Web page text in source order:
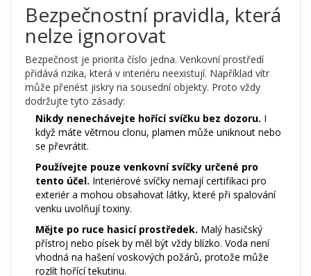
Bezpečnostní pravidla, která
nelze ignorovat
Bezpečnost je priorita číslo jedna. Venkovní prostředí
přidává rizika, která v interiéru neexistují. Například vítr
může přenést jiskry na sousední objekty. Proto vždy
dodržujte tyto zásady:
Nikdy nenechávejte hořící svíčku bez dozoru. I
když máte větrnou clonu, plamen může uniknout nebo
se převrátit.
Používejte pouze venkovní svíčky určené pro
tento účel. Interiérové svíčky nemají certifikaci pro
exteriér a mohou obsahovat látky, které při spalování
venku uvolňují toxiny.
Mějte po ruce hasicí prostředek. Malý hasičský
přístroj nebo písek by měl být vždy blízko. Voda není
vhodná na hašení voskových požárů, protože může
rozlít hořící tekutinu.